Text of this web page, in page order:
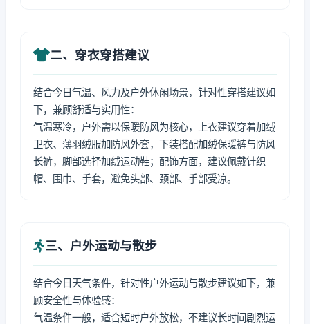
二、穿衣穿搭建议
结合今日气温、风力及户外休闲场景，针对性穿搭建议如
下，兼顾舒适与实用性：
气温寒冷，户外需以保暖防风为核心，上衣建议穿着加绒
卫衣、薄羽绒服加防风外套，下装搭配加绒保暖裤与防风
长裤，脚部选择加绒运动鞋；配饰方面，建议佩戴针织
帽、围巾、手套，避免头部、颈部、手部受凉。
三、户外运动与散步
结合今日天气条件，针对性户外运动与散步建议如下，兼
顾安全性与体验感：
气温条件一般，适合短时户外放松，不建议长时间剧烈运